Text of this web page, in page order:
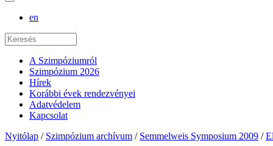
en
A Szimpóziumról
Szimpózium 2026
Hírek
Korábbi évek rendezvényei
Adatvédelem
Kapcsolat
Nyitólap / Szimpózium archívum / Semmelweis Symposium 2009 /